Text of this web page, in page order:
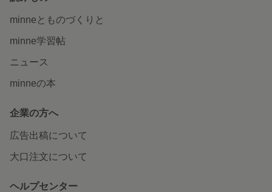
minneとものづくりと
minne学習帖
ニュース
minneの本
企業の方へ
広告出稿について
大口注文について
ヘルプセンター